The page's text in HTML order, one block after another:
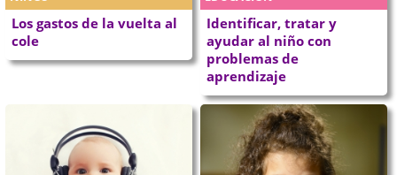
Los gastos de la vuelta al
cole
Identificar, tratar y
ayudar al niño con
problemas de
aprendizaje